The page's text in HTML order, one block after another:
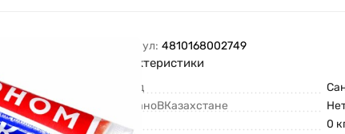
Артикул: 4810168002749
Характеристики
Бренд
СделаноВКазахстане
Вес
0